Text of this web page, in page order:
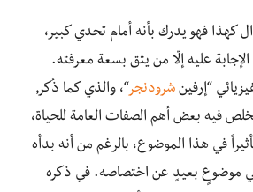
كهذا فهو يدرك بأنه أمام تحدي كبير،
عليه إلّا من يثق بسعة معرفته.
“إرفين شرودنجر“، والذي كما ذُكر,
فيه بعض أهم الصفات العامة للحياة،
في هذا الموضوع، بالرغم من أنه بدأه
في موضوعٍ بعيدٍ عن اختصاصه. في ذكره